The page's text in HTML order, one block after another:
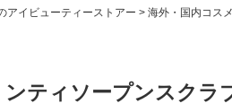
アイビューティーストアー > 海外・国内コス
ティソープンスクラ